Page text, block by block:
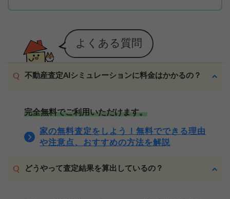
よくある質問
不動産査定AIシミュレーションに料金はかかるの？
完全無料でご利用いただけます。
家の無料査定をしよう！無料でできる理由
や注意点、おすすめの方法を解説
どうやって査定結果を算出しているの？